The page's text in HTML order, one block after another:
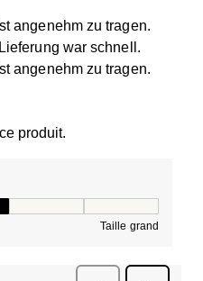
angenehm zu tragen.
war schnell.
angenehm zu tragen.
produit.
Taille grand